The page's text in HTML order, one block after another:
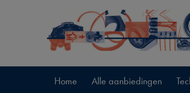
Home Alle aanbiedingen